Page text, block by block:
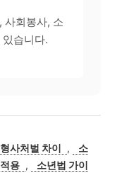
사회봉사, 소
습니다.
사처벌 차이 ,
소
용 ,
소년법 가이